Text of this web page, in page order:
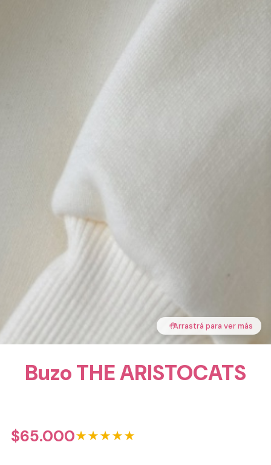
🤚
Arrastrá para ver más
Buzo THE ARISTOCATS
$65.000★★★★★